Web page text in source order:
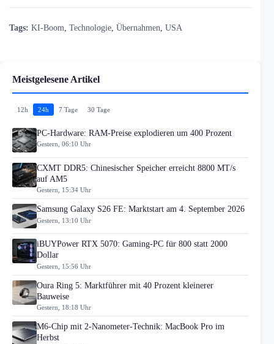
Tags: KI-Boom Technologie Übernahmen USA
Meistgelesene Artikel
12h 24h 7 Tage 30 Tage
PC-Hardware: RAM-Preise explodieren um 400 Prozent
Gestern, 06:10 Uhr
CXMT DDR5: Chinesischer Speicher erreicht 8800 MT/s
auf AM5
Gestern, 15:34 Uhr
Samsung Galaxy S26 FE: Marktstart am 4. September 2026
Gestern, 13:10 Uhr
iBUYPower RTX 5070: Gaming-PC für 800 statt 2000
Dollar
Gestern, 15:56 Uhr
Oura Ring 5: Marktführer mit 40 Prozent kleinerer
Bauweise
Gestern, 18:18 Uhr
M6-Chip mit 2-Nanometer-Technik: MacBook Pro im
Herbst